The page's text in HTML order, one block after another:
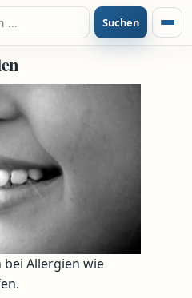
Suchen
Allergien wie